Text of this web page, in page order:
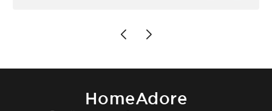
Позже заказывала остальные приборы -
доставили сдэком на следующий день к
отвечает очень быстро. Взаимодействием
HomeAdore